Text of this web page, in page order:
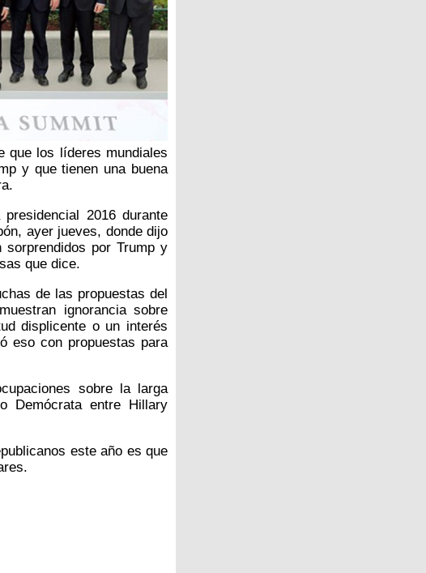
que los líderes mundiales
y que tienen una buena
2016 durante
ayer jueves, donde dijo
por Trump y
que dice.
de las propuestas del
ignorancia sobre
displicente o un interés
eso con propuestas para
sobre la larga
Demócrata entre Hillary
este año es que